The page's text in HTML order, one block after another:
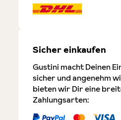
Sicher einkaufen
Gustini macht Deinen
sicher und angenehm
bieten wir Dir eine
Zahlungsarten: